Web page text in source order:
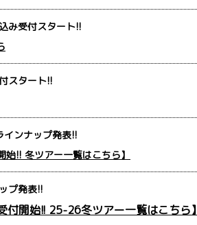
み受付スタート!!
スタート!!
ンナップ発表!!
!! 冬ツアー一覧はこちら】
プ発表!!
付開始!! 25-26冬ツアー一覧はこちら】